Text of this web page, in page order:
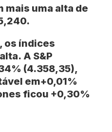
mais uma alta de
, os índices
A S&P
(4.358,35),
em+0,01%
ficou +0,30%